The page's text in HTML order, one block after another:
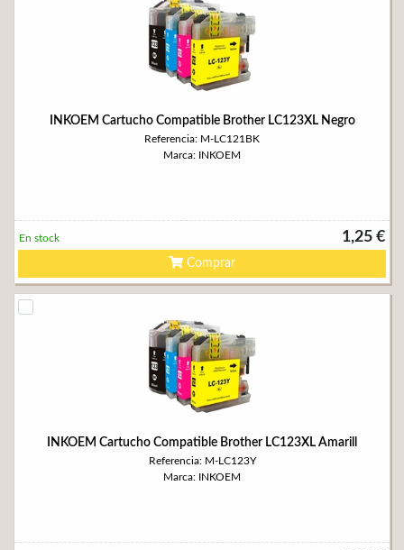
INKOEM Cartucho Compatible Brother LC123XL Negro
Referencia: M-LC121BK
Marca: INKOEM
1,25 €
En stock
Comprar
INKOEM Cartucho Compatible Brother LC123XL Amarill
Referencia: M-LC123Y
Marca: INKOEM